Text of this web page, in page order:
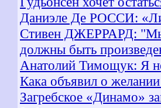
Даниэле Де РОССИ:
Стивен ДЖЕРРАРД: "Мы
должны быть
Анатолий Тимощук: Я
Кака объявил о
Загребское «Динамо»